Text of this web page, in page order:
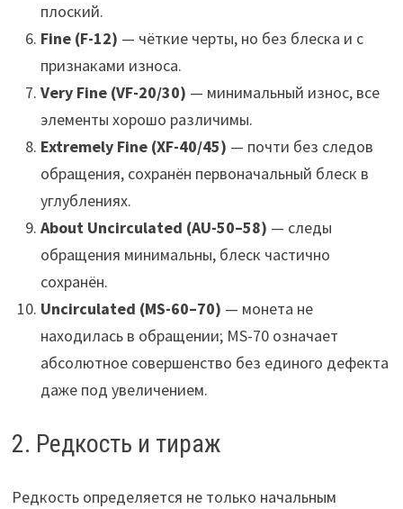
плоский.
Fine (F-12) — чёткие черты, но без блеска и с
признаками износа.
Very Fine (VF-20/30) — минимальный износ, все
элементы хорошо различимы.
Extremely Fine (XF-40/45) — почти без следов
обращения, сохранён первоначальный блеск в
углублениях.
About Uncirculated (AU-50–58) — следы
обращения минимальны, блеск частично
сохранён.
Uncirculated (MS-60–70) — монета не
находилась в обращении; MS-70 означает
абсолютное совершенство без единого дефекта
даже под увеличением.
2. Редкость и тираж
Редкость определяется не только начальным